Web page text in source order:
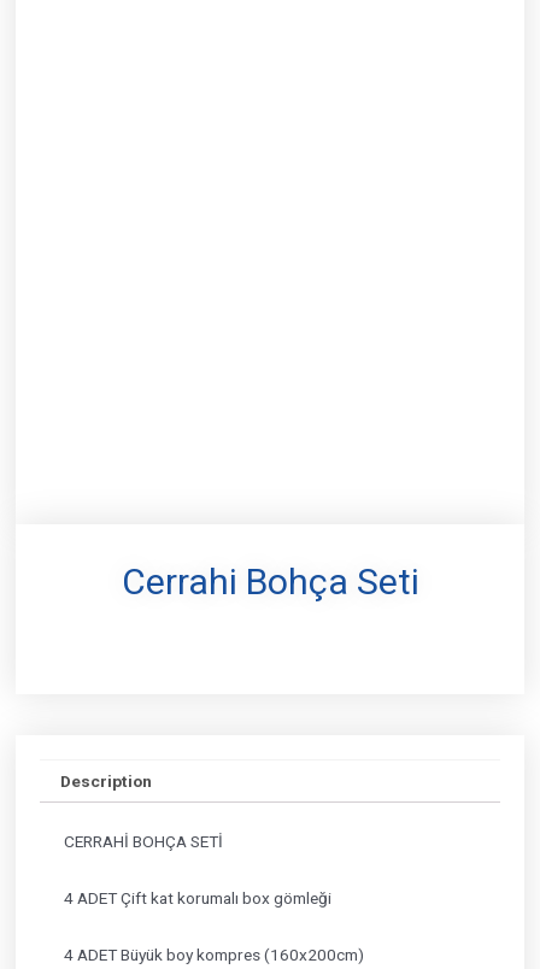
Cerrahi Bohça Seti
Description
CERRAHİ BOHÇA SETİ
4 ADET Çift kat korumalı box gömleği
4 ADET Büyük boy kompres (160x200cm)